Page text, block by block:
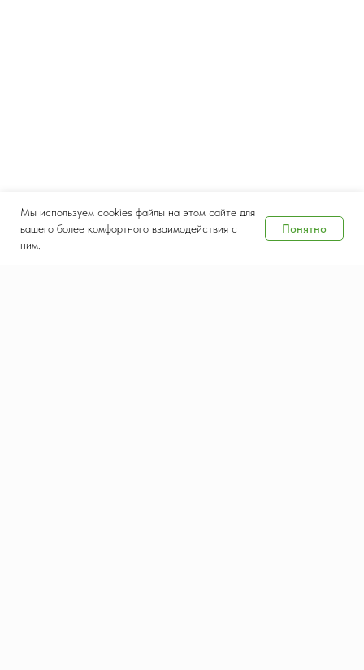
Мы используем cookies файлы на этом сайте для
вашего более комфортного взаимодействия с
ним.
Понятно